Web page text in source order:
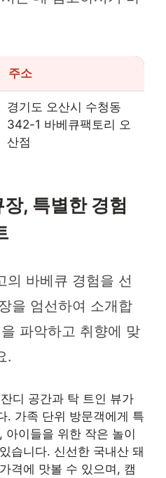
주소
경기도 오산시 수청동
342-1 바베큐팩토리 오
산점
, 특별한 경험
의 바베큐 경험을 선
을 엄선하여 소개합
파악하고 취향에 맞
.
디 공간과 탁 트인 뷰가
. 가족 단위 방문객에게 특
아이들을 위한 작은 놀이
습니다. 신선한 국내산 돼
격에 맛볼 수 있으며, 캠